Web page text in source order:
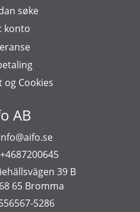
AB
+4687200645
39 B
65 Bromma
5286
søke
konto
og Cookies